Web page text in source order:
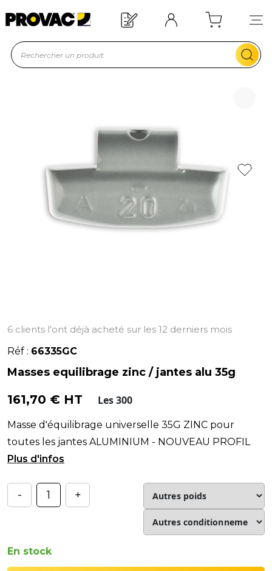
Offre de bienvenue : 20€ offerts !
En savoir plus
6 clients l'ont déjà acheté sur les 12 derniers mois
Réf : 66335GC
Masses equilibrage zinc / jantes alu 35g
161,70 € HT Les 300
Masse d'équilibrage universelle 35G ZINC pour
toutes les jantes ALUMINIUM - NOUVEAU PROFIL
compatible avec les jantes de la dernière génération.
- +
En stock